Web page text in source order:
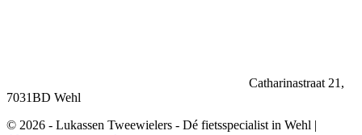
Catharinastraat 21,
7031BD Wehl
© 2026 - Lukassen Tweewielers - Dé fietsspecialist in Wehl |